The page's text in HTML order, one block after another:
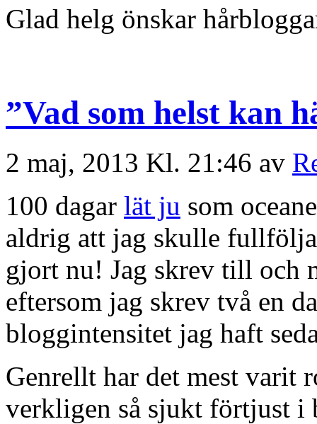
Glad helg önskar
”Vad som helst kan
2 maj, 2013 Kl. 21:46 av
100 dagar lät ju som
aldrig att jag skulle
gjort nu! Jag skrev till och
eftersom jag skrev två en
bloggintensitet jag haft
Genrellt har det mest varit
verkligen så sjukt förtjust i